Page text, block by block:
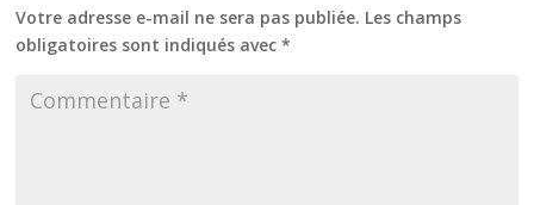
Votre adresse e-mail ne sera pas publiée. Les champs
obligatoires sont indiqués avec*